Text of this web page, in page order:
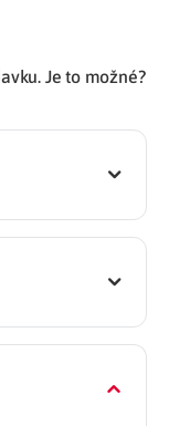
Je to možné?